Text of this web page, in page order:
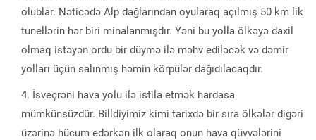
olublar. Nəticədə Alp dağlarından oyularaq açılmış 50 km lik
tunellərin hər biri minalanmışdır. Yəni bu yolla ölkəyə daxil
olmaq istəyən ordu bir düymə ilə məhv ediləcək və dəmir
yolları üçün salınmış həmin körpülər dağıdılacaqdır.
İsveçrəni hava yolu ilə istila etmək hardasa
mümkünsüzdür. Billdiyimiz kimi tarixdə bir sıra ölkələr digəri
üzərinə hücum edərkən ilk olaraq onun hava qüvvələrini